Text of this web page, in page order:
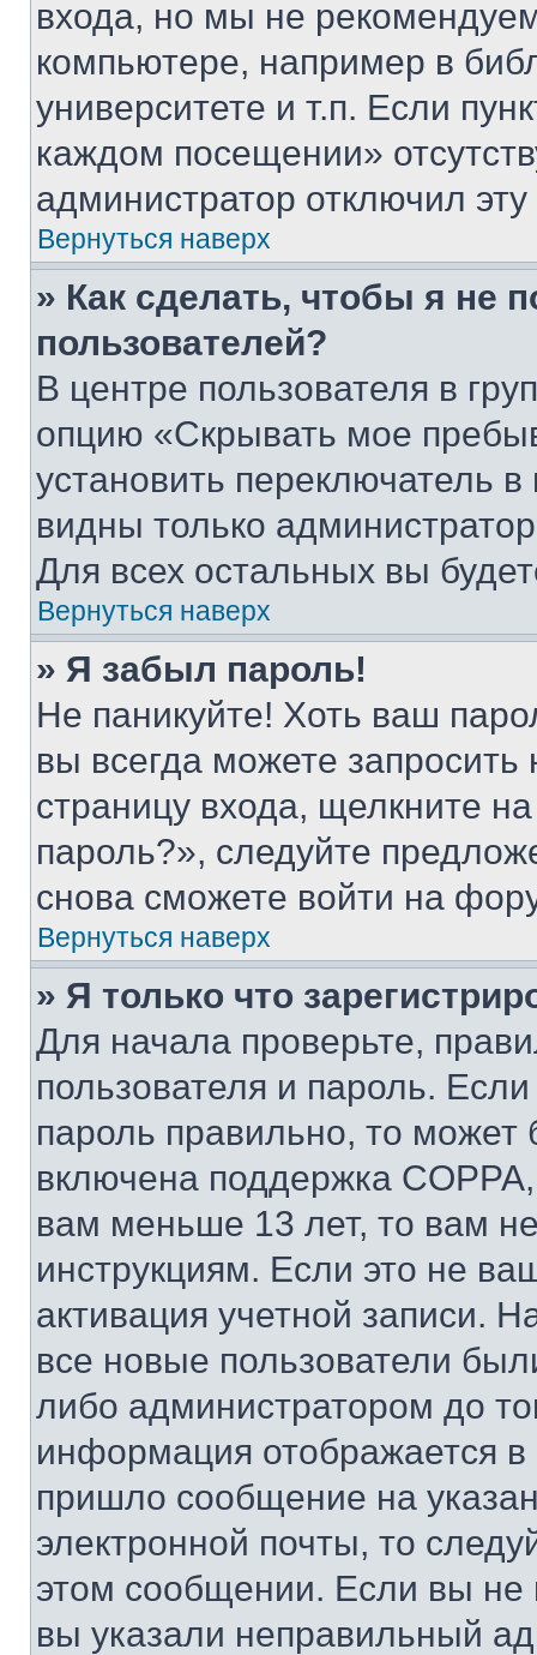
входа, но мы не
компьютере, например в
университете и т.п. Если
каждом посещении»
администратор отключил
Вернуться наверх
» Как сделать, чтобы я не
пользователей?
В центре пользователя в
опцию «Скрывать мое
установить переключатель
видны только
Для всех остальных вы
Вернуться наверх
» Я забыл пароль!
Не паникуйте! Хоть ваш
вы всегда можете
страницу входа, щелкните
пароль?», следуйте
снова сможете войти на
Вернуться наверх
» Я только что
Для начала проверьте,
пользователя и пароль.
пароль правильно, то может
включена поддержка
вам меньше 13 лет, то вам
инструкциям. Если это не
активация учетной записи.
все новые пользователи
либо администратором до
информация отображается
пришло сообщение на
электронной почты, то
этом сообщении. Если вы
вы указали неправильный